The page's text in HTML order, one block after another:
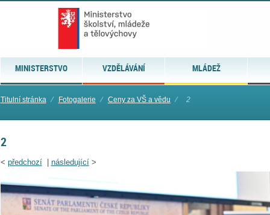
MINISTERSTVO VZDĚLÁVÁNÍ MLÁDEŽ
Titulní stránka ⁄ Fotogalerie ⁄ Ceny za VŠ a vědu ⁄ 2
2
< předchozí| následující>